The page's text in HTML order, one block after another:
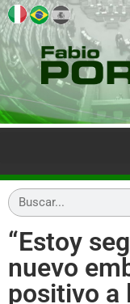
“Estoy
nuevo
positivo a